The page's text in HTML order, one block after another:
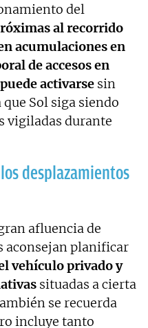
del
al recorrido
acumulaciones en
de accesos en
activarse sin
Sol siga siendo
vigiladas durante
desplazamientos
afluencia de
aconsejan planificar
vehículo privado y
situadas a cierta
se recuerda
incluye tanto